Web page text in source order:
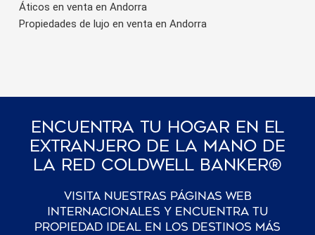
Áticos en venta en Andorra
Propiedades de lujo en venta en Andorra
Encuentra Tu Hogar En El
Extranjero De La Mano De
La Red Coldwell Banker®
Visita nuestras páginas web
internacionales y encuentra tu
propiedad ideal en los destinos más